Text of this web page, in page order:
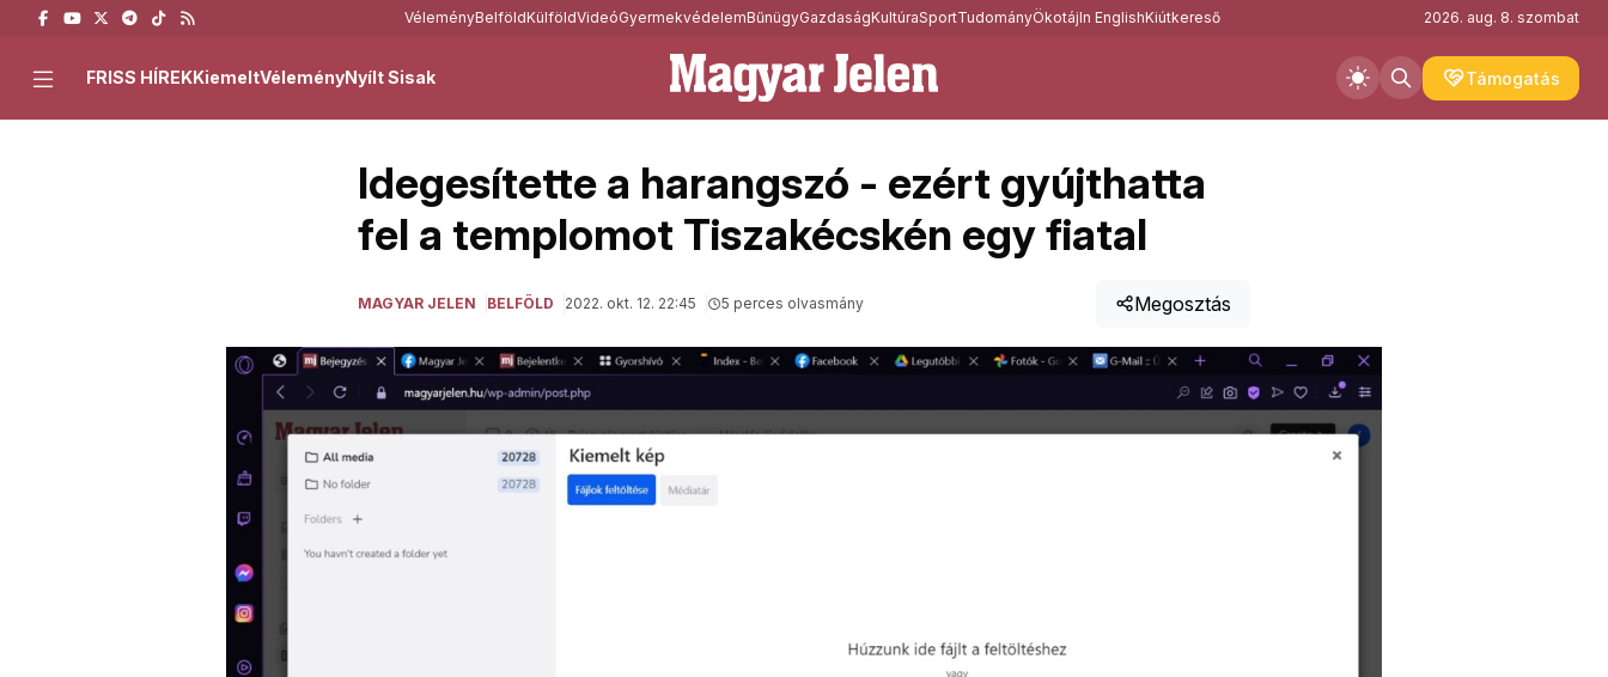
VéleményBelföldKülföldVideóGyermekvédelemBűnügyGazdaságKultúraSportTudományÖkotájIn EnglishKiútkereső 2026. aug. 8. szombat
Támogatás
FRISS HÍREKKiemeltVéleményNyílt Sisak
Idegesítette a harangszó - ezért gyújthatta
fel a templomot Tiszakécskén egy fiatal
MAGYAR JELEN BELFÖLD 2022. okt. 12. 22:45 5 perces olvasmány Megosztás